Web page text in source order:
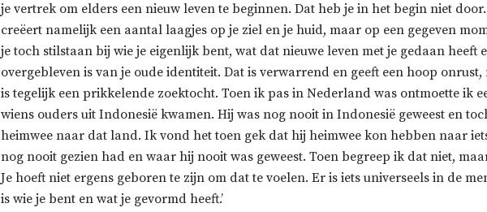
je vertrek om elders een nieuw leven te beginnen. Dat heb je in het begin niet door.
creëert namelijk een aantal laagjes op je ziel en je huid, maar op een gegeven
je toch stilstaan bij wie je eigenlijk bent, wat dat nieuwe leven met je gedaan heeft
overgebleven is van je oude identiteit. Dat is verwarrend en geeft een hoop
is tegelijk een prikkelende zoektocht. Toen ik pas in Nederland was ontmoette ik
wiens ouders uit Indonesië kwamen. Hij was nog nooit in Indonesië geweest en
heimwee naar dat land. Ik vond het toen gek dat hij heimwee kon hebben naar
nog nooit gezien had en waar hij nooit was geweest. Toen begreep ik dat niet,
Je hoeft niet ergens geboren te zijn om dat te voelen. Er is iets universeels in de
is wie je bent en wat je gevormd heeft.’